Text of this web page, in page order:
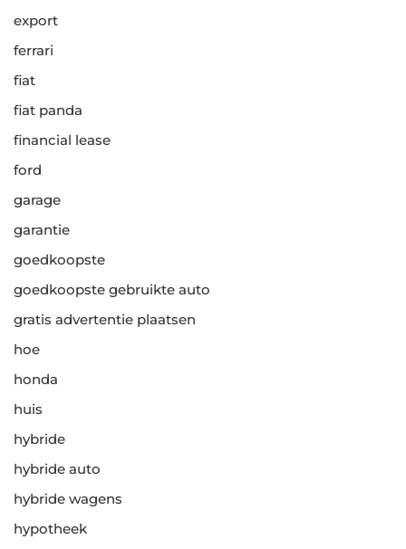
export
ferrari
fiat
fiat panda
financial lease
ford
garage
garantie
goedkoopste
goedkoopste gebruikte auto
gratis advertentie plaatsen
hoe
honda
huis
hybride
hybride auto
hybride wagens
hypotheek